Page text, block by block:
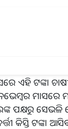
ଏହି ଟଙ୍କା
ମାସରେ
ପକ୍ଷରୁ
କିସ୍ତି ଟଙ୍କା